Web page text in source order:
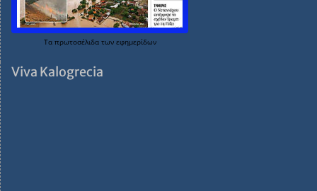
Τα πρωτοσέλιδα των εφημερίδων
Viva Kalogrecia